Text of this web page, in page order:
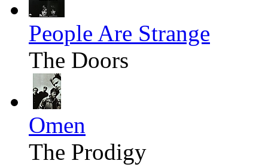
People Are Strange
The Doors
Omen
The Prodigy